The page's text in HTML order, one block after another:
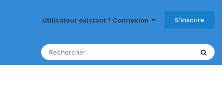
Utilisateur existant ? Connexion S’inscrire